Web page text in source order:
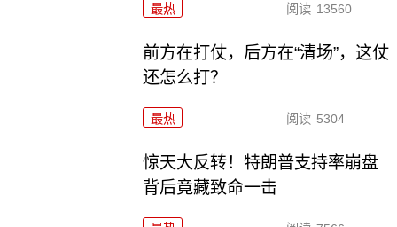
最热 阅读 13560
前方在打仗，后方在“清场”，这仗
还怎么打？
最热 阅读 5304
惊天大反转！特朗普支持率崩盘
背后竟藏致命一击